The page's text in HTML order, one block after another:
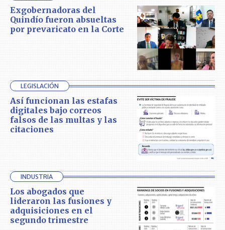
Exgobernadoras del
Quindío fueron absueltas
por prevaricato en la Corte
LEGISLACIÓN
Así funcionan las estafas
digitales bajo correos
falsos de las multas y las
citaciones
INDUSTRIA
Los abogados que
lideraron las fusiones y
adquisiciones en el
segundo trimestre